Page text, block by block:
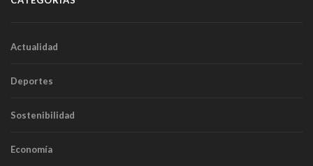
Actualidad
Deportes
Sostenibilidad
Economía